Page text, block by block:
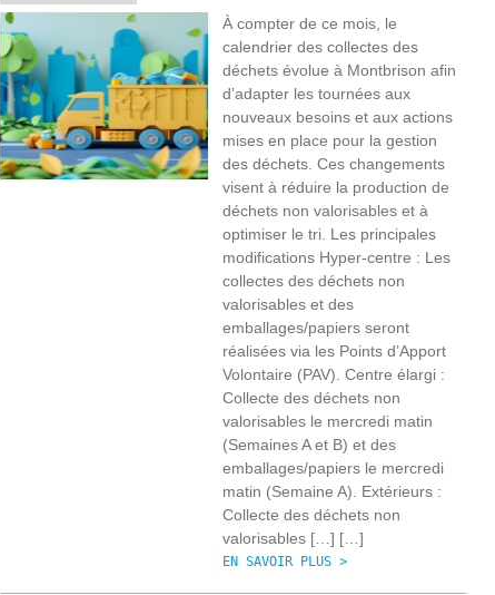
À compter de ce mois, le
calendrier des collectes des
déchets évolue à Montbrison afin
d’adapter les tournées aux
nouveaux besoins et aux actions
mises en place pour la gestion
des déchets. Ces changements
visent à réduire la production de
déchets non valorisables et à
optimiser le tri. Les principales
modifications Hyper-centre : Les
collectes des déchets non
valorisables et des
emballages/papiers seront
réalisées via les Points d’Apport
Volontaire (PAV). Centre élargi :
Collecte des déchets non
valorisables le mercredi matin
(Semaines A et B) et des
emballages/papiers le mercredi
matin (Semaine A). Extérieurs :
Collecte des déchets non
valorisables […] […]
EN SAVOIR PLUS >